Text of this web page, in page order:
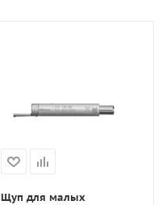
Щуп для малых